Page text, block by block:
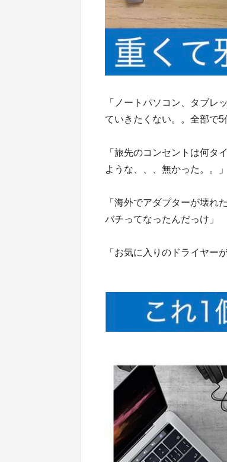
「ノートパソコン、タブレ
ていきたくない。。全部で5
「旅先のコンセントは何タ
ような、、、無かった。。」
「海外でアダプターが壊れ
バチってなったんだっけ」
「お気に入りのドライヤー